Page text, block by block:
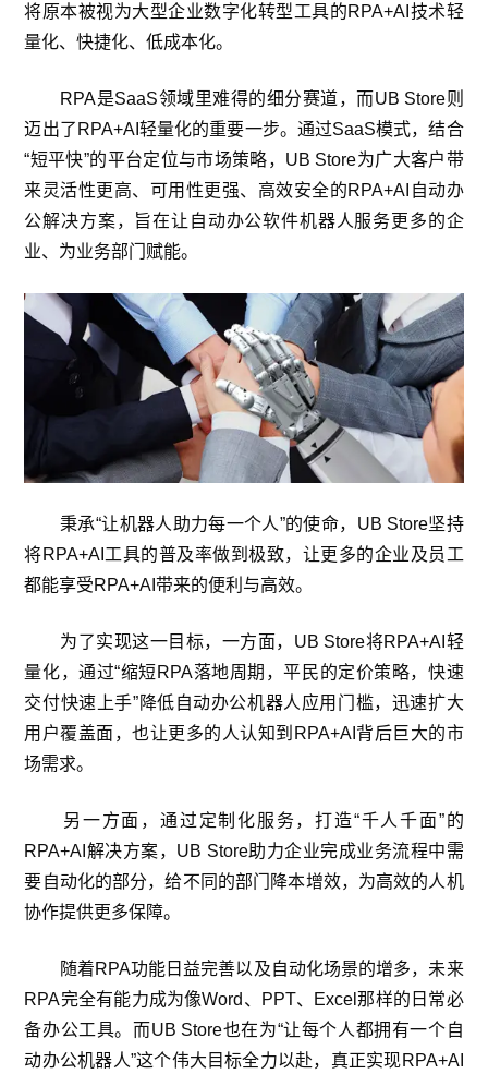
将原本被视为大型企业数字化转型工具的RPA+AI技术轻
量化、快捷化、低成本化。
RPA是SaaS领域里难得的细分赛道，而UB Store则
迈出了RPA+AI轻量化的重要一步。通过SaaS模式，结合
“短平快”的平台定位与市场策略，UB Store为广大客户带
来灵活性更高、可用性更强、高效安全的RPA+AI自动办
公解决方案，旨在让自动办公软件机器人服务更多的企
业、为业务部门赋能。
秉承“让机器人助力每一个人”的使命，UB Store坚持
将RPA+AI工具的普及率做到极致，让更多的企业及员工
都能享受RPA+AI带来的便利与高效。
为了实现这一目标，一方面，UB Store将RPA+AI轻
量化，通过“缩短RPA落地周期，平民的定价策略，快速
交付快速上手”降低自动办公机器人应用门槛，迅速扩大
用户覆盖面，也让更多的人认知到RPA+AI背后巨大的市
场需求。
另一方面，通过定制化服务，打造“千人千面”的
RPA+AI解决方案，UB Store助力企业完成业务流程中需
要自动化的部分，给不同的部门降本增效，为高效的人机
协作提供更多保障。
随着RPA功能日益完善以及自动化场景的增多，未来
RPA完全有能力成为像Word、PPT、Excel那样的日常必
备办公工具。而UB Store也在为“让每个人都拥有一个自
动办公机器人”这个伟大目标全力以赴，真正实现RPA+AI